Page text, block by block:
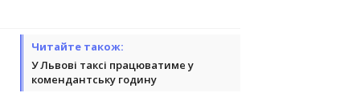
Читайте також:
У Львові таксі працюватиме у
комендантську годину